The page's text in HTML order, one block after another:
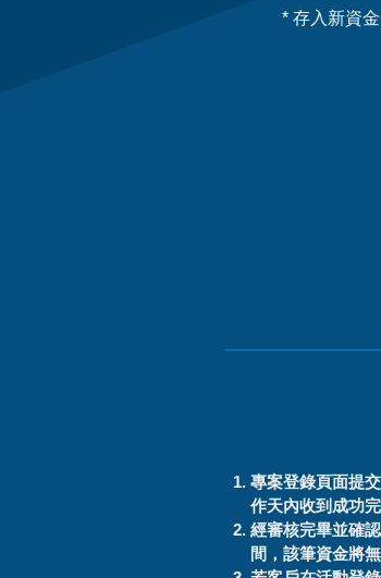
* 存入新資
專案登錄頁面提
作天內收到成功
經審核完畢並確
間，該筆資金將無